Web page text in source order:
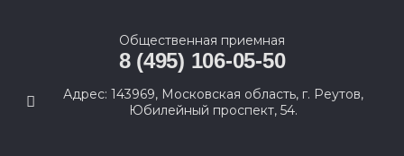
Общественная приемная
8 (495) 106-05-50
Адрес: 143969, Московская область, г. Реутов,
Юбилейный проспект, 54.